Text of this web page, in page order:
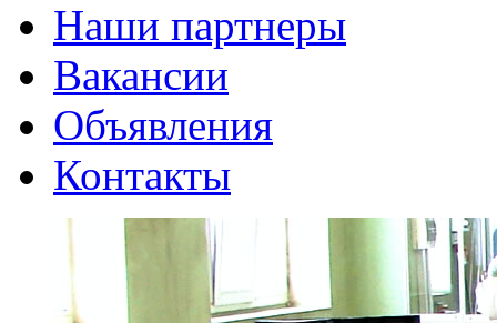
Наши партнеры
Вакансии
Объявления
Контакты